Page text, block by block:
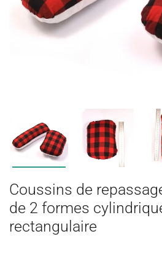
Coussins de
de 2 formes
rectangulaire